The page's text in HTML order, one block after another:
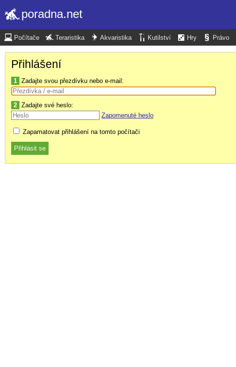
poradna.net
Počítače Teraristika Akvaristika Kutilství Hry Právo
Přihlášení
1 Zadajte svou přezdívku nebo e-mail:
2 Zadajte své heslo:
Zapomenuté heslo
Zapamatovat přihlášení na tomto počítači